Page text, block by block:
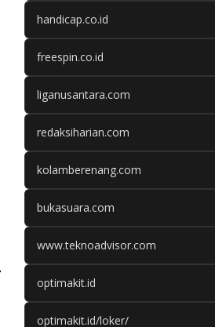
handicap.co.id
freespin.co.id
liganusantara.com
redaksiharian.com
kolamberenang.com
bukasuara.com
www.teknoadvisor.com
optimakit.id
optimakit.id/loker/